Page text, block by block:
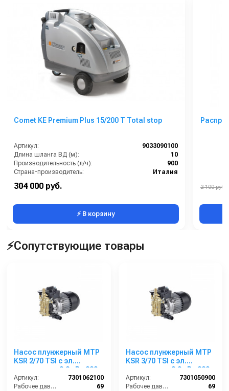
Comet KE Premium Plus 15/200 T Total stop
Артикул:
9033090100
Длина шланга ВД (м):
10
Производительность (л/ч):
900
Страна-производитель:
Италия
Рабочее давление (бар):
Мощность (кВт):
304 000 руб.
⚡ В корзину
2 100 руб.
⚡Сопутствующие товары
Насос плунжерный MTP
KSR 2/70 TSI с эл.
двигателем 0,8 кВт 220
В
Артикул:
7301062100
Рабочее давление (бар):
69
Насос плунжерный MTP
KSR 3/70 TSI с эл.
двигателем 0,9 кВт 220
В
Артикул:
7301050900
Рабочее давление (бар):
69